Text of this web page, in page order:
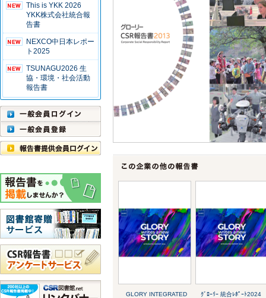
This is YKK 2026
YKK株式会社統合報
告書
NEXCO中日本レポー
ト2025
TSUNAGU2026 生
協・環境・社会活動
報告書
GLORY INTEGRATED
ｸﾞﾛｰﾘｰ 統合ﾚﾎﾟｰﾄ2024